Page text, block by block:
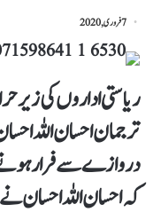
7 فروری, 2020
ریاستی اداروں کی
ترجمان احسان اللہ
دروازے سے فرار ہونے